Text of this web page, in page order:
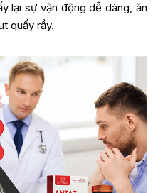
lại sự vận động dễ dàng, ăn
quấy rầy.